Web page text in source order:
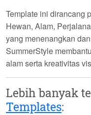
Template ini dirancang
Hewan, Alam,
yang menenangkan
SummerStyle
alam serta kreativitas
Lebih banyak
Templates: